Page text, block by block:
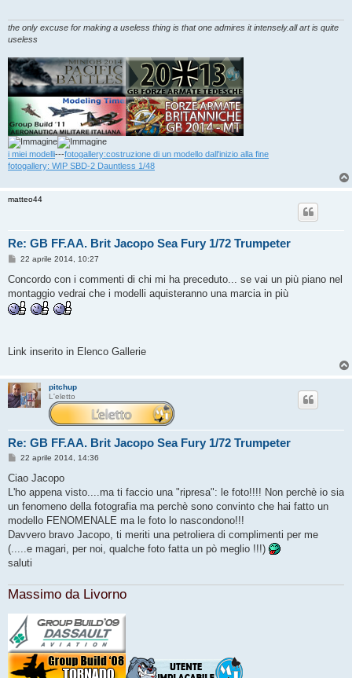
the only excuse for making a useless thing is that one admires it intensely.all art is quite
useless
i miei modelli---fotogallery:costruzione di un modello dall'inizio alla fine
fotogallery: WIP SBD-2 Dauntless 1/48
matteo44
Re: GB FF.AA. Brit Jacopo Sea Fury 1/72 Trumpeter
M
s
a
g
g
22 aprile 2014, 10:27
Concordo con i commenti di chi mi ha preceduto... se vai un più piano nel
montaggio vedrai che i modelli aquisteranno una marcia in più
Link inserito in Elenco Gallerie
pitchup
L'eletto
Re: GB FF.AA. Brit Jacopo Sea Fury 1/72 Trumpeter
M
s
a
g
i
o
22 aprile 2014, 14:36
Ciao Jacopo
L'ho appena visto....ma ti faccio una "ripresa": le foto!!!! Non perchè io sia
un fenomeno della fotografia ma perchè sono convinto che hai fatto un
modello FENOMENALE ma le foto lo nascondono!!!
Davvero bravo Jacopo, ti meriti una petroliera di complimenti per me
(.....e magari, per noi, qualche foto fatta un pò meglio !!!)
saluti
Massimo da Livorno